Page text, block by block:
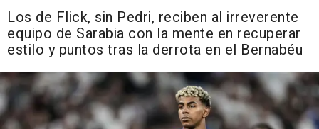
Los de Flick, sin Pedri, reciben al irreverente
equipo de Sarabia con la mente en recuperar
estilo y puntos tras la derrota en el Bernabéu